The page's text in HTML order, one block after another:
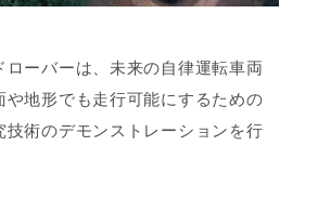
ローバーは、未来の自律運転車両
や地形でも走行可能にするための
技術のデモンストレーションを行